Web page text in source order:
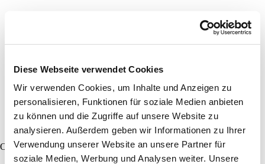
Diese Webseite verwendet Cookies
Wir verwenden Cookies, um Inhalte und Anzeigen zu
personalisieren, Funktionen für soziale Medien anbieten
zu können und die Zugriffe auf unsere Website zu
analysieren. Außerdem geben wir Informationen zu Ihrer
Verwendung unserer Website an unsere Partner für
soziale Medien, Werbung und Analysen weiter. Unsere
Händler finden
Produktsuche
Musterbestellung
DE EN FR
Oops, an error occurred! Code: 20260807000817ee64f8a8